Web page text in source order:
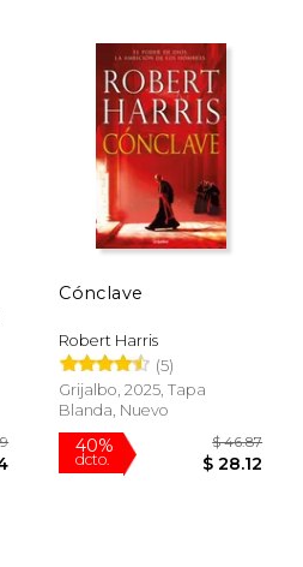
12%
dcto.
Rápido
Cónclave
Robert Harris
(5)
Grijalbo, 2025, Tapa
Blanda, Nuevo